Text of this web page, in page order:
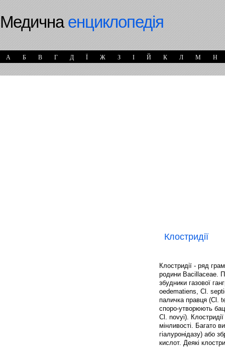
Медичнаенциклопедія
А Б В Г Д Ї Ж З І Й К Л М Н
Клостридії
Клостридії - ряд
родини Bacillaceae.
збудники газової
oedematiens, Cl.
паличка правця (Cl.
споро-утворюють
Cl. novyi).
мінливості. Багато
гіалуронідазу) або
кислот. Деякі